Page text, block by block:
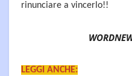
rinunciare a vincerlo!!
LEGGI ANCHE: